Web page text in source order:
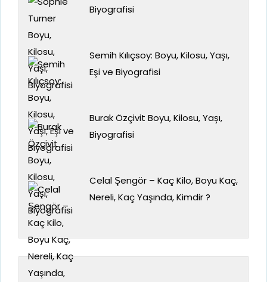
Biyografisi
Semih Kılıçsoy: Boyu, Kilosu, Yaşı,
Eşi ve Biyografisi
Burak Özçivit Boyu, Kilosu, Yaşı,
Biyografisi
Celal Şengör – Kaç Kilo, Boyu Kaç,
Nereli, Kaç Yaşında, Kimdir ?